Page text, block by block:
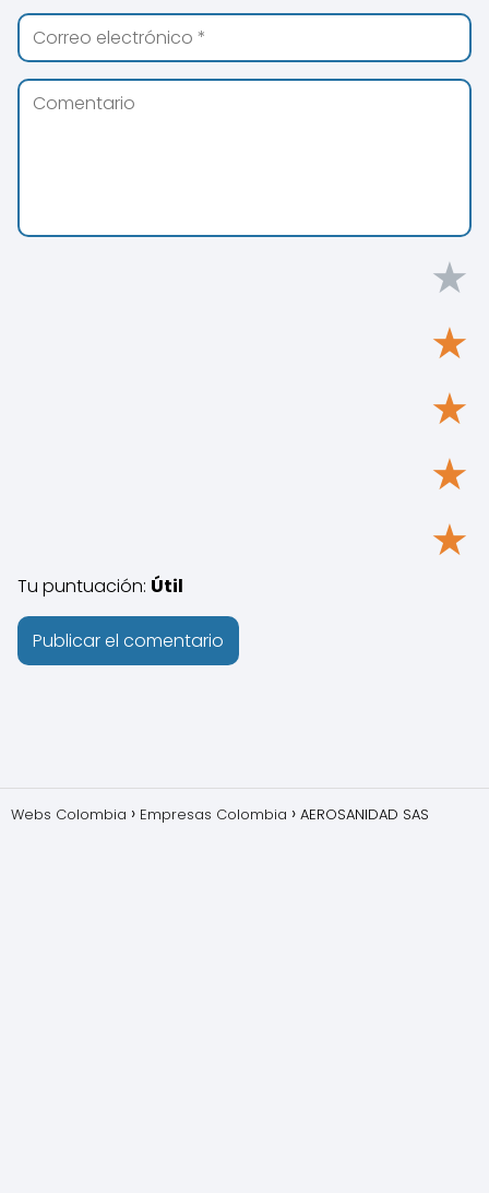
★
★
★
★
★
Tu puntuación: Útil
Webs Colombia Empresas Colombia AEROSANIDAD SAS